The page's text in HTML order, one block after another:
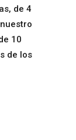
de 4
10
de los